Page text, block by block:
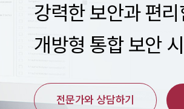
강력한 보안과 편
개방형 통합 보안
전문가와 상담하기